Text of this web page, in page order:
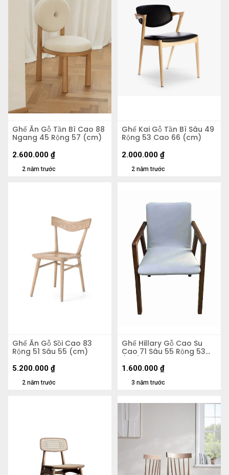
Ghế Ăn Gỗ Tần Bì Cao 88
Ngang 45 Rộng 57 (cm)
2 năm trước
2.600.000 ₫
Ghế Kai Gỗ Tần Bì Sâu 49
Rộng 53 Cao 66 (cm)
2 năm trước
2.000.000 ₫
Ghế Ăn Gỗ Sồi Cao 83
Rộng 51 Sâu 55 (cm)
2 năm trước
5.200.000 ₫
Ghế Hillary Gỗ Cao Su
Cao 71 Sâu 55 Rộng 53
(cm)
3 năm trước
1.600.000 ₫